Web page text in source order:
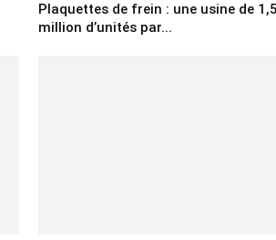
Plaquettes de frein : une usine de 1,5
million d’unités par...